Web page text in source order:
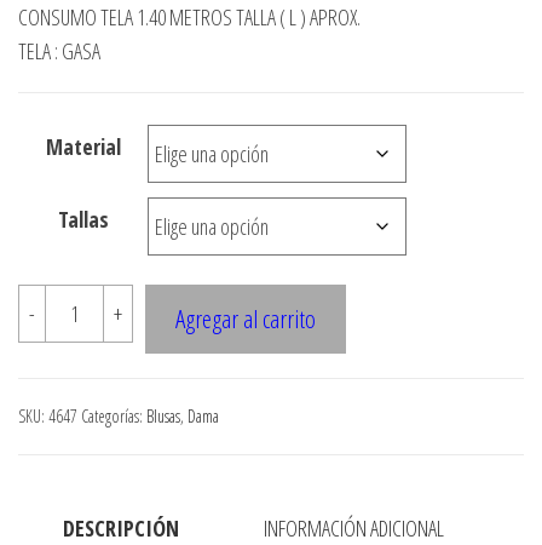
$3.290
hasta
$7.900
CONSUMO TELA 1.40 METROS TALLA ( L ) APROX.
TELA : GASA
Material
Tallas
-
4647
Peto
capas
cantidad
+ Agregar al carrito
SKU: 4647 Categorías: Blusas, Dama
DESCRIPCIÓN INFORMACIÓN ADICIONAL